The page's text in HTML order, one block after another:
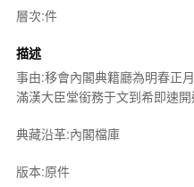
層次:件
描述
事由:移會內閣典籍廳為明春正
滿漢大臣堂銜務于文到希即速
典藏沿革:內閣檔庫
版本:原件